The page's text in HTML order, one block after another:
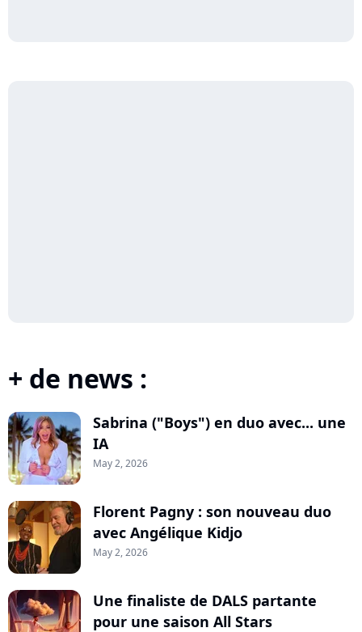
+ de news :
Sabrina ("Boys") en duo avec... une
IA
May 2, 2026
Florent Pagny : son nouveau duo
avec Angélique Kidjo
May 2, 2026
Une finaliste de DALS partante
pour une saison All Stars